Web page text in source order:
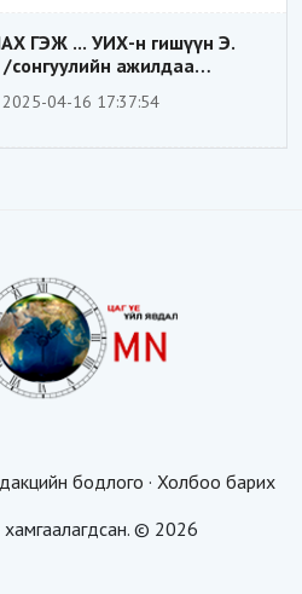
ГЭЖ ... УИХ-н гишүүн Э.
сонгуулийн ажилдаа
хандив авсан уу/
2025-04-16 17:37:54
бодлого · Холбоо барих
хамгаалагдсан. © 2026